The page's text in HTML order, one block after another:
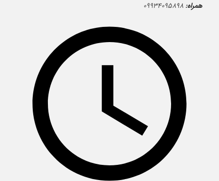
همراه: ۰۹۹۳۴۰۹۵۸۹۸